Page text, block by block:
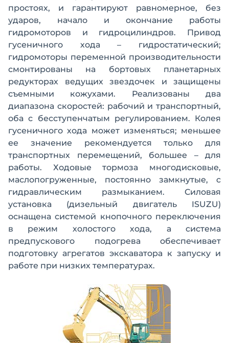
простоях, и гарантируют равномерное, без
ударов, начало и окончание работы
гидромоторов и гидроцилиндров. Привод
гусеничного хода – гидростатический;
гидромоторы переменной производительности
смонтированы на бортовых планетарных
редукторах ведущих звездочек и защищены
съемными кожухами. Реализованы два
диапазона скоростей: рабочий и транспортный,
оба с бесступенчатым регулированием. Колея
гусеничного хода может изменяться; меньшее
ее значение рекомендуется только для
транспортных перемещений, большее – для
работы. Ходовые тормоза многодисковые,
маслопогруженные, постоянно замкнутые, с
гидравлическим размыканием. Силовая
установка (дизельный двигатель ISUZU)
оснащена системой кнопочного переключения
в режим холостого хода, а система
предпускового подогрева обеспечивает
подготовку агрегатов экскаватора к запуску и
работе при низких температурах.